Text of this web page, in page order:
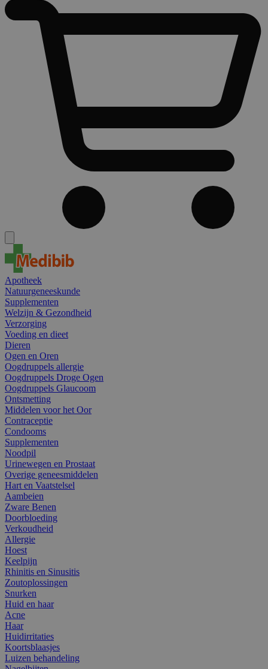
Apotheek
Natuurgeneeskunde
Supplementen
Welzijn & Gezondheid
Verzorging
Voeding en dieet
Dieren
Ogen en Oren
Oogdruppels allergie
Oogdruppels Droge Ogen
Oogdruppels Glaucoom
Ontsmetting
Middelen voor het Oor
Contraceptie
Condooms
Supplementen
Noodpil
Urinewegen en Prostaat
Overige geneesmiddelen
Hart en Vaatstelsel
Aambeien
Zware Benen
Doorbloeding
Verkoudheid
Allergie
Hoest
Keelpijn
Rhinitis en Sinusitis
Zoutoplossingen
Snurken
Huid en haar
Acne
Haar
Huidirritaties
Koortsblaasjes
Luizen behandeling